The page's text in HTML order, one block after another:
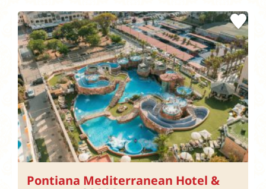
Pontiana Mediterranean Hotel &